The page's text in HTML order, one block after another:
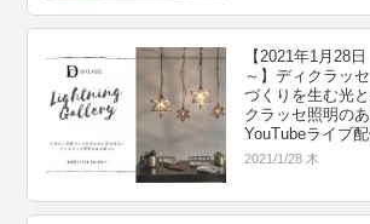
【2021年1月28
～】ディクラッ
づくりを生む光
クラッセ照明の
YouTubeライブ
2021/1/28 木